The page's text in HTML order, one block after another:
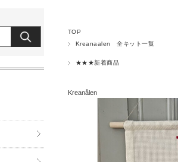
TOP
Kreanaalen 全キット一覧
★★★新着商品
Kreanålen